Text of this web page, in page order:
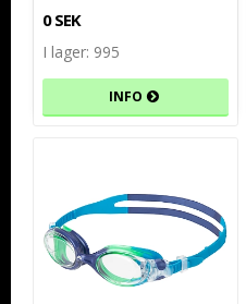
0 SEK
I lager: 995
INFO